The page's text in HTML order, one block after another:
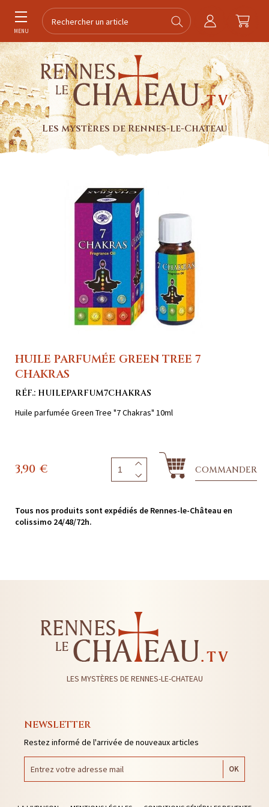
MENU
Les mystères de Rennes-le-Chateau
HUILE PARFUMÉE GREEN TREE 7
CHAKRAS
RÉF.: HUILEPARFUM7CHAKRAS
Huile parfumée Green Tree "7 Chakras" 10ml
3,90 € COMMANDER
Tous nos produits sont expédiés de Rennes-le-Château en
colissimo 24/48/72h.
LES MYSTÈRES DE RENNES-LE-CHATEAU
NEWSLETTER
Restez informé de l'arrivée de nouveaux articles